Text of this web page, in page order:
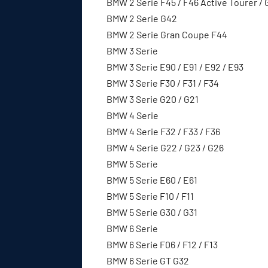
BMW 2 Serie G42
BMW 2 Serie Gran Coupe F44
BMW 3 Serie
BMW 3 Serie E90 / E91 / E92 / E93
BMW 3 Serie F30 / F31 / F34
BMW 3 Serie G20 / G21
BMW 4 Serie
BMW 4 Serie F32 / F33 / F36
BMW 4 Serie G22 / G23 / G26
BMW 5 Serie
BMW 5 Serie E60 / E61
BMW 5 Serie F10 / F11
BMW 5 Serie G30 / G31
BMW 6 Serie
BMW 6 Serie F06 / F12 / F13
BMW 6 Serie GT G32